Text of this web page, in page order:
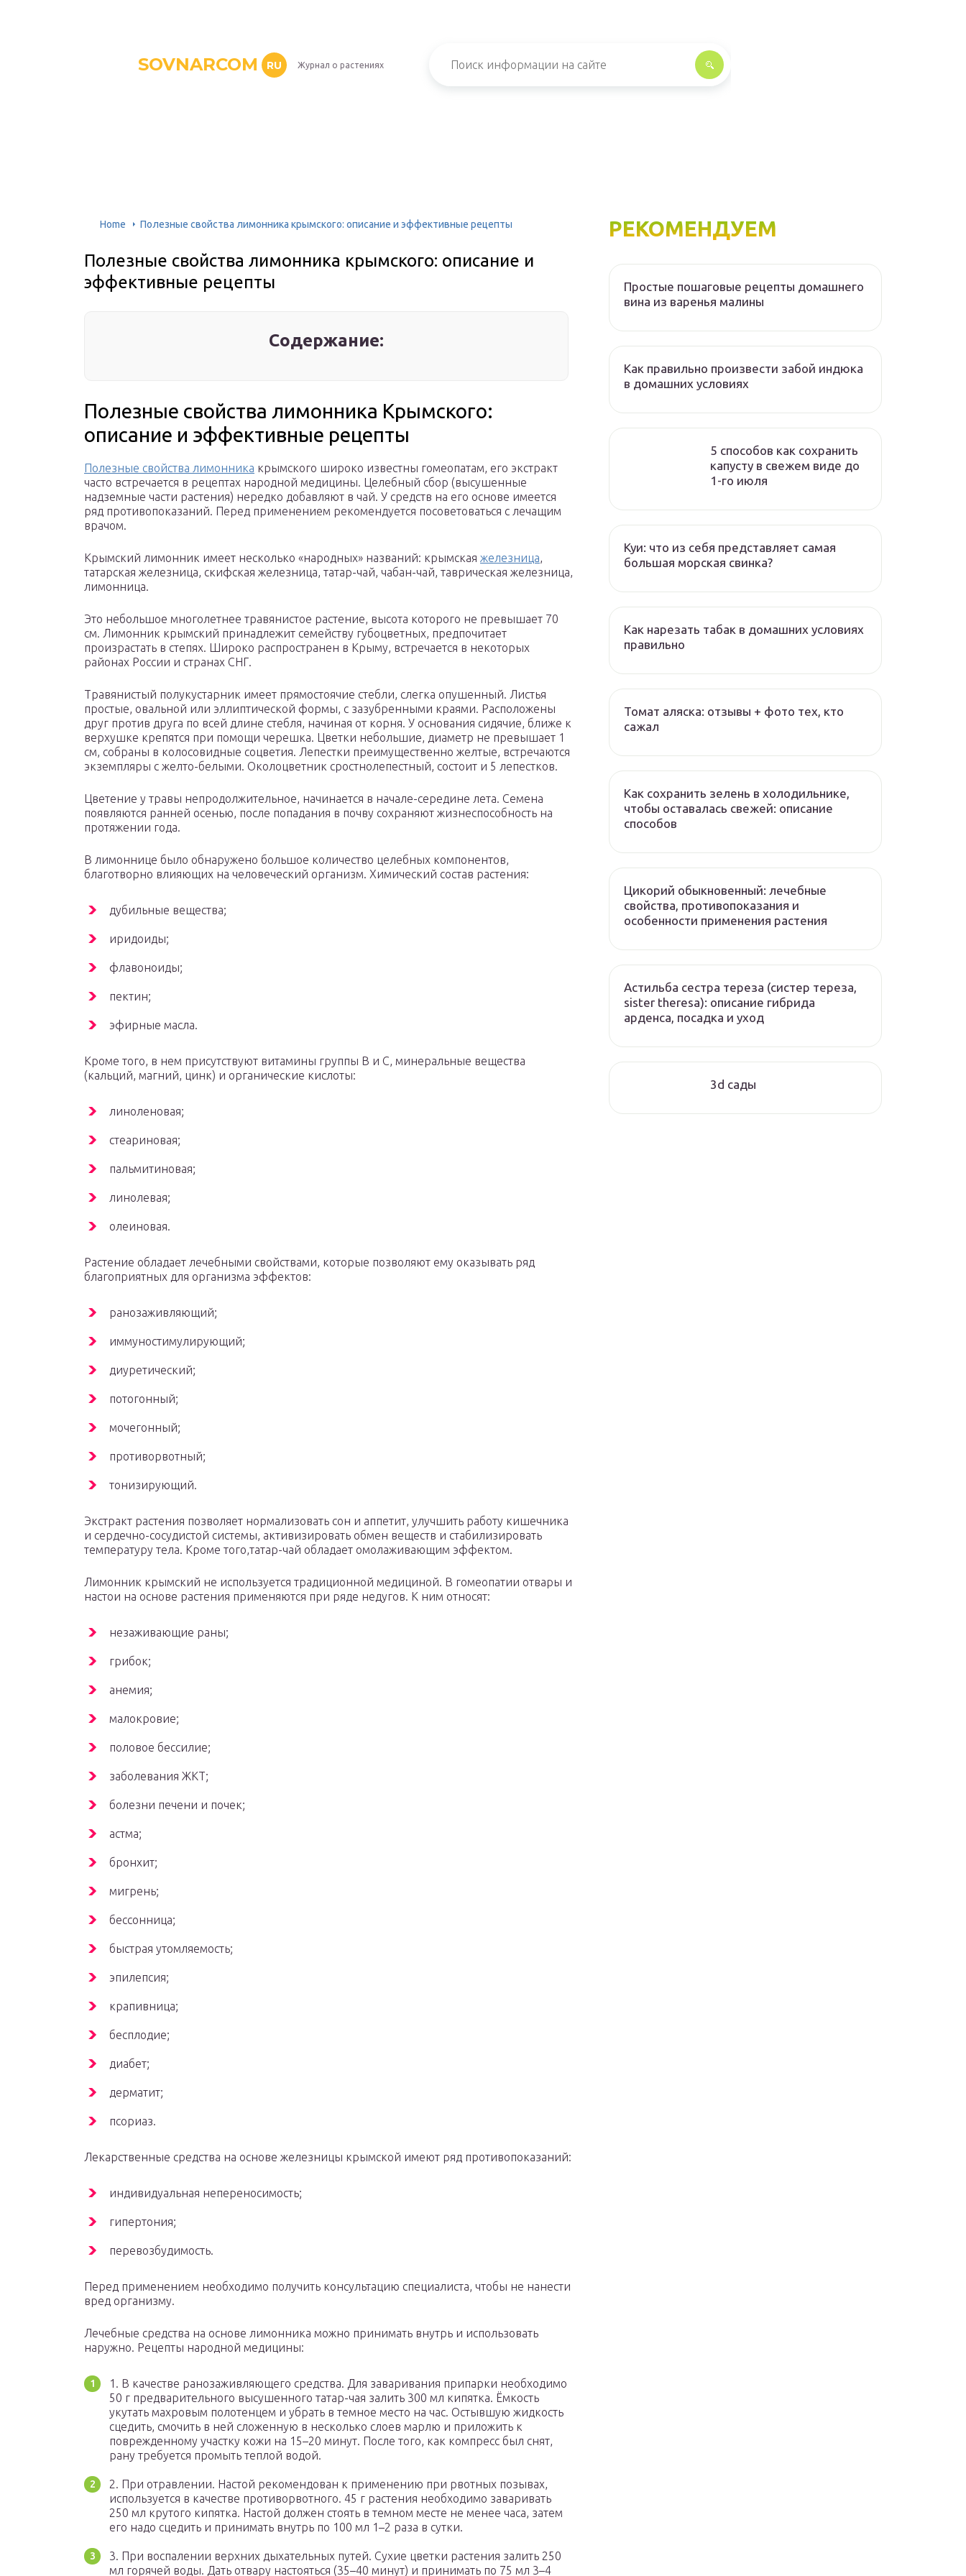
SOVNARCOM RU Журнал о растениях
Home Полезные свойства лимонника крымского: описание и эффективные рецепты
Полезные свойства лимонника крымского: описание и
эффективные рецепты
Содержание:
Полезные свойства лимонника Крымского:
описание и эффективные рецепты
Полезные свойства лимонника крымского широко известны гомеопатам, его экстракт
часто встречается в рецептах народной медицины. Целебный сбор (высушенные
надземные части растения) нередко добавляют в чай. У средств на его основе имеется
ряд противопоказаний. Перед применением рекомендуется посоветоваться с лечащим
врачом.
Крымский лимонник имеет несколько «народных» названий: крымская железница,
татарская железница, скифская железница, татар-чай, чабан-чай, таврическая железница,
лимонница.
Это небольшое многолетнее травянистое растение, высота которого не превышает 70
см. Лимонник крымский принадлежит семейству губоцветных, предпочитает
произрастать в степях. Широко распространен в Крыму, встречается в некоторых
районах России и странах СНГ.
Травянистый полукустарник имеет прямостоячие стебли, слегка опушенный. Листья
простые, овальной или эллиптической формы, с зазубренными краями. Расположены
друг против друга по всей длине стебля, начиная от корня. У основания сидячие, ближе к
верхушке крепятся при помощи черешка. Цветки небольшие, диаметр не превышает 1
см, собраны в колосовидные соцветия. Лепестки преимущественно желтые, встречаются
экземпляры с желто-белыми. Околоцветник сростнолепестный, состоит и 5 лепестков.
Цветение у травы непродолжительное, начинается в начале-середине лета. Семена
появляются ранней осенью, после попадания в почву сохраняют жизнеспособность на
протяжении года.
В лимоннице было обнаружено большое количество целебных компонентов,
благотворно влияющих на человеческий организм. Химический состав растения:
дубильные вещества;
иридоиды;
флавоноиды;
пектин;
эфирные масла.
Кроме того, в нем присутствуют витамины группы В и С, минеральные вещества
(кальций, магний, цинк) и органические кислоты:
линоленовая;
стеариновая;
пальмитиновая;
линолевая;
олеиновая.
Растение обладает лечебными свойствами, которые позволяют ему оказывать ряд
благоприятных для организма эффектов:
ранозаживляющий;
иммуностимулирующий;
диуретический;
потогонный;
мочегонный;
противорвотный;
тонизирующий.
Экстракт растения позволяет нормализовать сон и аппетит, улучшить работу кишечника
и сердечно-сосудистой системы, активизировать обмен веществ и стабилизировать
температуру тела. Кроме того,татар-чай обладает омолаживающим эффектом.
Лимонник крымский не используется традиционной медициной. В гомеопатии отвары и
настои на основе растения применяются при ряде недугов. К ним относят:
незаживающие раны;
грибок;
анемия;
малокровие;
половое бессилие;
заболевания ЖКТ;
болезни печени и почек;
астма;
бронхит;
мигрень;
бессонница;
быстрая утомляемость;
эпилепсия;
крапивница;
бесплодие;
диабет;
дерматит;
псориаз.
Лекарственные средства на основе железницы крымской имеют ряд противопоказаний:
индивидуальная непереносимость;
гипертония;
перевозбудимость.
Перед применением необходимо получить консультацию специалиста, чтобы не нанести
вред организму.
Лечебные средства на основе лимонника можно принимать внутрь и использовать
наружно. Рецепты народной медицины:
1. В качестве ранозаживляющего средства. Для заваривания припарки необходимо
50 г предварительного высушенного татар-чая залить 300 мл кипятка. Ёмкость
укутать махровым полотенцем и убрать в темное место на час. Остывшую жидкость
сцедить, смочить в ней сложенную в несколько слоев марлю и приложить к
поврежденному участку кожи на 15–20 минут. После того, как компресс был снят,
рану требуется промыть теплой водой.
2. При отравлении. Настой рекомендован к применению при рвотных позывах,
используется в качестве противорвотного. 45 г растения необходимо заваривать
250 мл крутого кипятка. Настой должен стоять в темном месте не менее часа, затем
его надо сцедить и принимать внутрь по 100 мл 1–2 раза в сутки.
3. При воспалении верхних дыхательных путей. Сухие цветки растения залить 250
мл горячей воды. Дать отвару настояться (35–40 минут) и принимать по 75 мл 3–4
РЕКОМЕНДУЕМ
Простые пошаговые рецепты домашнего
вина из варенья малины
Как правильно произвести забой индюка
в домашних условиях
5 способов как сохранить
капусту в свежем виде до
1-го июля
Куи: что из себя представляет самая
большая морская свинка?
Как нарезать табак в домашних условиях
правильно
Томат аляска: отзывы + фото тех, кто
сажал
Как сохранить зелень в холодильнике,
чтобы оставалась свежей: описание
способов
Цикорий обыкновенный: лечебные
свойства, противопоказания и
особенности применения растения
Астильба сестра тереза (систер тереза,
sister theresa): описание гибрида
арденса, посадка и уход
3d сады